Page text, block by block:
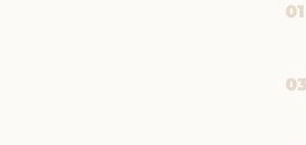
01
03